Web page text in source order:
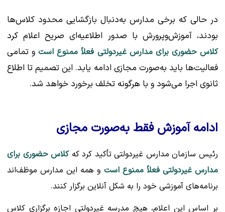
در حالی که برخی مدارس به‌دنبال بازگشایی محدود کلاس‌ها
بودند، آموزش‌وپرورش با صدور اطلاعیه‌ای صریح اعلام کرد
کلاس حضوری برای مدارس غیردولتی فعلاً ممنوع استو تمامی
فعالیت‌ها باید به‌صورت مجازی ادامه یابد. این تصمیم تا اطلاع
ثانوی اجرا می‌شود و با هرگونه تخلف برخورد خواهد شد.
ادامه آموزش فقط به‌صورت مجازی
رئیس سازمان مدارس غیردولتی تأکید کرد کهکلاس حضوری برای
مدارس غیردولتی فعلاً ممنوع است و همه این مدارس موظف‌اند
برنامه‌های آموزشی خود را به شکل آنلاین برگزار کنند.
بر اساس این اعلام، هیچ مدرسه غیردولتی اجازه برگزاری کلاس